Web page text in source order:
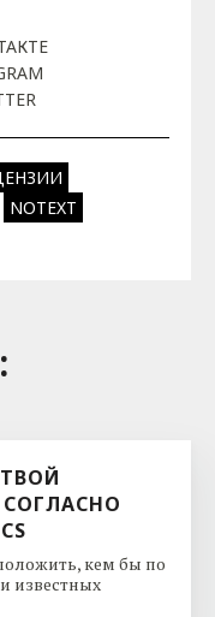
NOTEXT
кем бы по
известных